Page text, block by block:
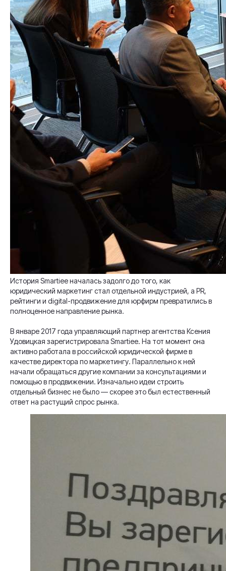
История Smartiee началась задолго до того, как
юридический маркетинг стал отдельной индустрией, а PR,
рейтинги и digital-продвижение для юрфирм превратились в
полноценное направление рынка.
В январе 2017 года управляющий партнер агентства Ксения
Удовицкая зарегистрировала Smartiee. На тот момент она
активно работала в российской юридической фирме в
качестве директора по маркетингу. Параллельно к ней
начали обращаться другие компании за консультациями и
помощью в продвижении. Изначально идеи строить
отдельный бизнес не было — скорее это был естественный
ответ на растущий спрос рынка.